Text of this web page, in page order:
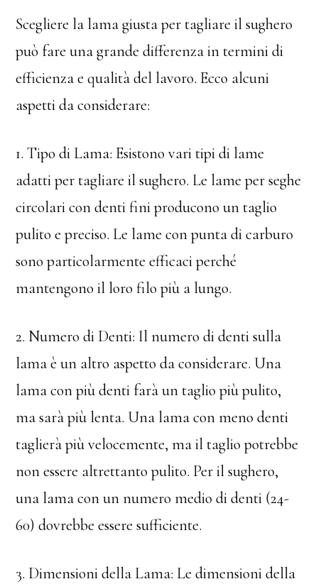
Scegliere la lama giusta per tagliare il sughero
può fare una grande differenza in termini di
efficienza e qualità del lavoro. Ecco alcuni
aspetti da considerare:
1. Tipo di Lama: Esistono vari tipi di lame
adatti per tagliare il sughero. Le lame per seghe
circolari con denti fini producono un taglio
pulito e preciso. Le lame con punta di carburo
sono particolarmente efficaci perché
mantengono il loro filo più a lungo.
2. Numero di Denti: Il numero di denti sulla
lama è un altro aspetto da considerare. Una
lama con più denti farà un taglio più pulito,
ma sarà più lenta. Una lama con meno denti
taglierà più velocemente, ma il taglio potrebbe
non essere altrettanto pulito. Per il sughero,
una lama con un numero medio di denti (24-
60) dovrebbe essere sufficiente.
3. Dimensioni della Lama: Le dimensioni della